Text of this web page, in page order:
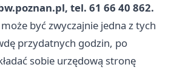
, tel. 61 66 40 862.
być zwyczajnie jedna z tych
przydatnych godzin, po
sobie urzędową stronę